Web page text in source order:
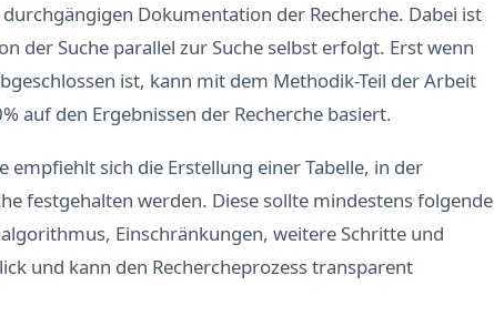
Dokumentation der Recherche. Dabei ist
der Suche parallel zur Suche selbst erfolgt. Erst wenn
ist, kann mit dem Methodik-Teil der Arbeit
auf den Ergebnissen der Recherche basiert.
empfiehlt sich die Erstellung einer Tabelle, in der
festgehalten werden. Diese sollte mindestens folgende
Einschränkungen, weitere Schritte und
und kann den Rechercheprozess transparent